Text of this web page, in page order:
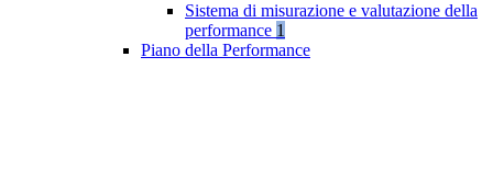
Sistema di misurazione e valutazione della
performance 1
Piano della Performance